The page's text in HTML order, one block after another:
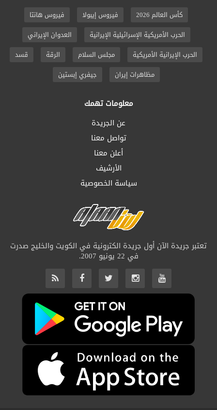
كأس العالم 2026 فيروس إيبولا
فيروس هانتا
الحرب الأمريكية الإسرائيلية الإيرانية
العدوان الإيراني
الحرب الإيرانية الأمريكية
مجلس السلام الرقة
قسد
مظاهرات إيران
جيفري إبستين
معلومات تهمك
عن الجريدة
تواصل معنا
أعلن معنا
الأرشيف
سياسة الخصوصية
تعتبر جريدة الآن أول جريدة الكترونية في الكويت والخليج صدرت
في 22 يونيو 2007.